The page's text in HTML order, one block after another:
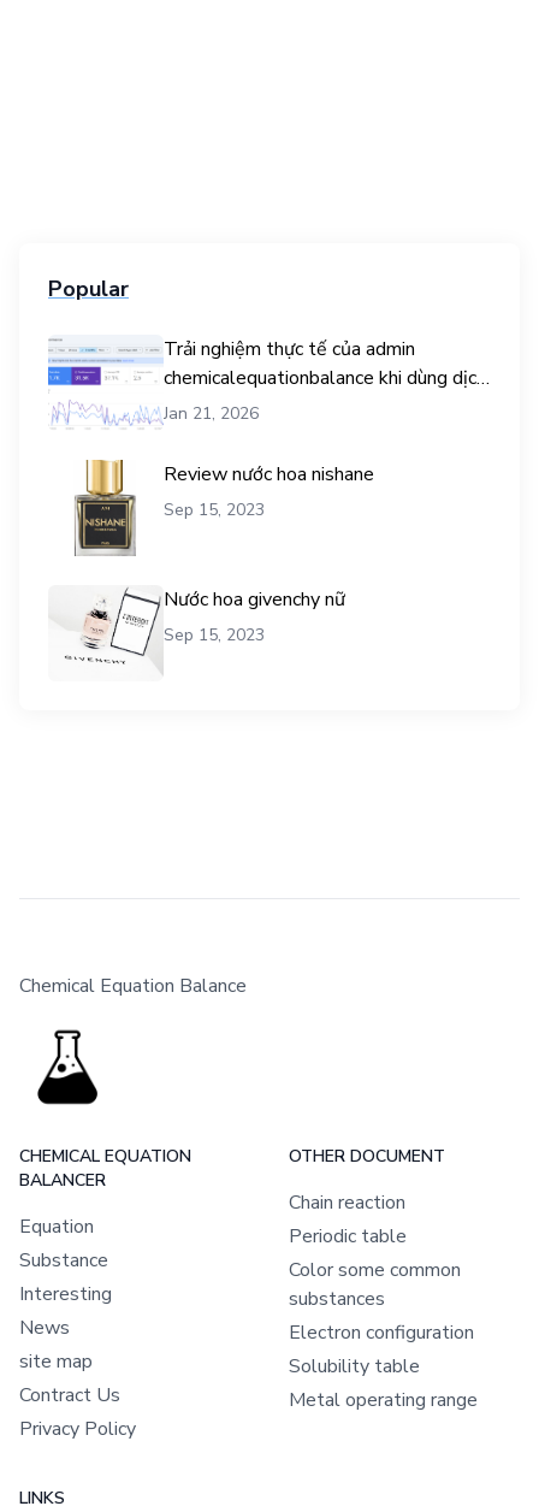
Popular
Trải nghiệm thực tế của admin
chemicalequationbalance khi dùng dịch
vụ mua traffic user
Jan 21, 2026
Review nước hoa nishane
Sep 15, 2023
Nước hoa givenchy nữ
Sep 15, 2023
Chemical Equation Balance
CHEMICAL EQUATION
BALANCER
Equation
Substance
Interesting
News
site map
Contract Us
Privacy Policy
OTHER DOCUMENT
Chain reaction
Periodic table
Color some common
substances
Electron configuration
Solubility table
Metal operating range
LINKS